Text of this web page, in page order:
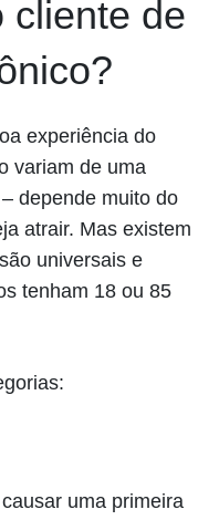
cliente de
experiência do
variam de uma
depende muito do
atrair. Mas existem
universais e
tenham 18 ou 85
uma primeira